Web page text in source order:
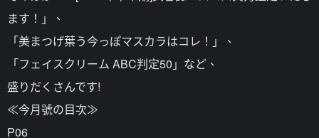
ます！」、
「美まつげ葉う今っぽマスカラはコレ！」、
「フェイスクリーム ABC判定50」など、
盛りだくさんです!
≪今月號の目次≫
P06